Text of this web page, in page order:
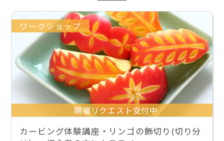
ワークショップ
開催リクエスト受付中
カービング体験講座・リンゴの飾切り(切り分